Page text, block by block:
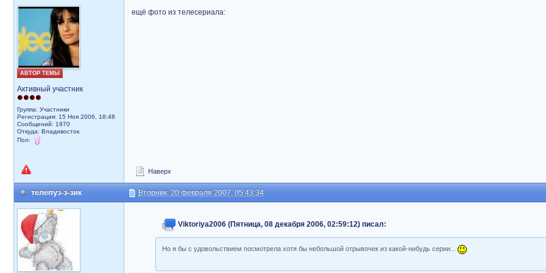
АВТОР ТЕМЫ
Активный участник
Группа: Участники
Регистрация: 15 Ноя 2006, 18:48
Сообщений: 1970
Откуда: Владивосток
Пол:
ещё фото из телесериала:
Наверх
телепуз-з-зик Вторник, 20 февраля 2007, 05:43:34
Viktoriya2006 (Пятница, 08 декабря 2006, 02:59:12) писал:
Но я бы с удовольствием посмотрела хотя бы небольшой отрывочек из какой-нибудь серии...